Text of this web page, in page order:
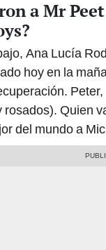
a Mr
Ana Lucía
hoy en la
Quien
del mundo a